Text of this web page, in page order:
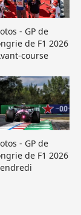
- GP de
de F1 2026
course
- GP de
de F1 2026